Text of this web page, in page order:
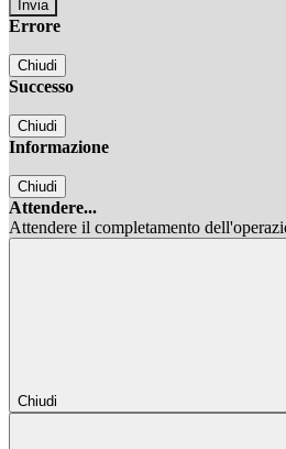
Errore
Chiudi
Successo
Chiudi
Informazione
Chiudi
Attendere...
Attendere il completamento
Chiudi